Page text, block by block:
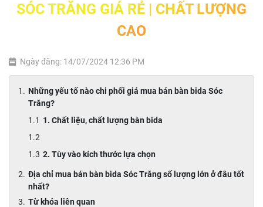
SÓC TRĂNG GIÁ RẺ | CHẤT LƯỢNG
CAO
Ngày đăng: 14/07/2024 12:36 PM
Những yếu tố nào chi phối giá mua bán bàn bida Sóc
Trăng?
1. Chất liệu, chất lượng bàn bida
2. Tùy vào kích thước lựa chọn
Địa chỉ mua bán bàn bida Sóc Trăng số lượng lớn ở đâu tốt
nhất?
Từ khóa liên quan